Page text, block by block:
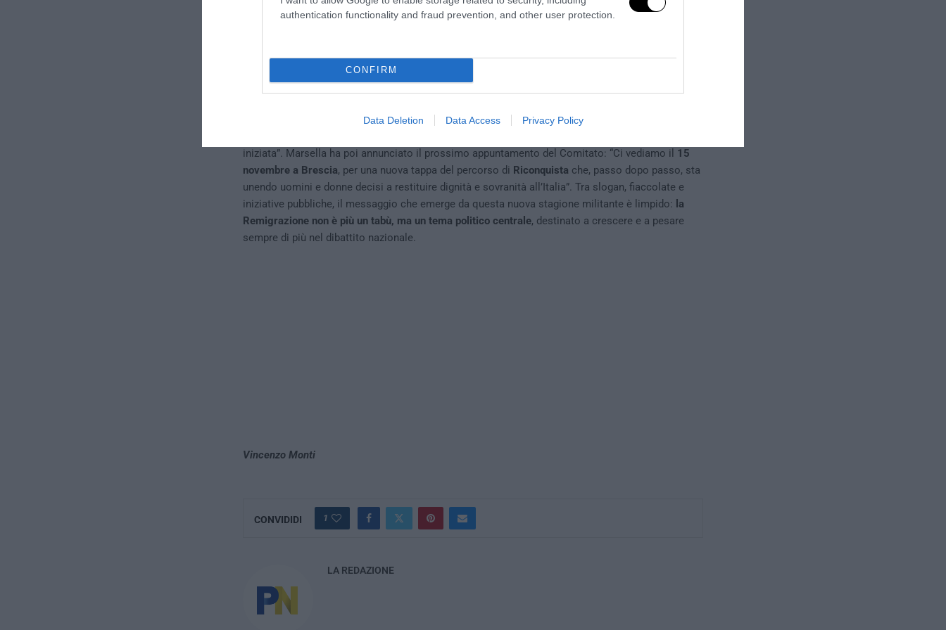
authentication functionality and fraud prevention, and other user protection.
CONFIRM
Data Deletion Data Access Privacy Policy
facendo in queste ore”.
A tracciare il bilancio di queste prime settimane di mobilitazione è
nazionale diRemigrazione e Riconquista: “Stiamo assistendo a una crescita quotidiana di
popolo che ha capito di dover tornare padrone del proprio destino. Da Nord a Sud si stanno
iniziata”. Marsella ha poi annunciato il prossimo appuntamento del Comitato: “Ci vediamo il 15
novembre a Brescia, per una nuova tappa del percorso di Riconquista che, passo dopo passo, sta
unendo uomini e donne decisi a restituire dignità e sovranità all’Italia”. Tra slogan, fiaccolate e
iniziative pubbliche, il messaggio che emerge da questa nuova stagione militante è limpido: la
Remigrazione non è più un tabù, ma un tema politico centrale, destinato a crescere e a pesare
sempre di più nel dibattito nazionale.
Vincenzo Monti
CONVIDIDI 1
LA REDAZIONE